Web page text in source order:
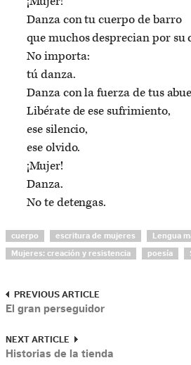
Danza con tu cuerpo de barro
que muchos desprecian por su
No importa:
tú danza.
Danza con la fuerza de tus
Libérate de ese sufrimiento,
ese silencio,
ese olvido.
¡Mujer!
Danza.
No te detengas.
cuerpo escritura de mujeres Lengua
Mujeres: creación y resistencia poesía
PREVIOUS ARTICLE
El gran perseguidor
NEXT ARTICLE
Historias de la tienda